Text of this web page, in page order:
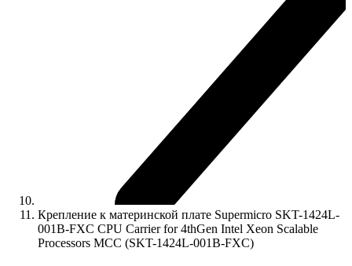
Крепление к материнской плате Supermicro SKT-1424L-
001B-FXC CPU Carrier for 4thGen Intel Xeon Scalable
Processors MCC (SKT-1424L-001B-FXC)